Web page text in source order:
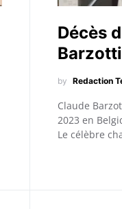
Décès
Barzotti
by Redaction
Claude
2023 en
Le célèbre